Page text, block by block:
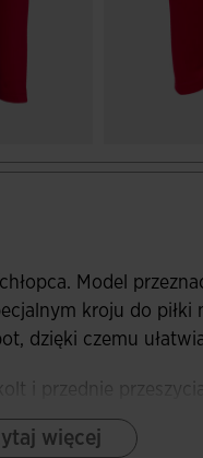
Model
kroju do piłki
dzięki czemu
i przednie
więcej